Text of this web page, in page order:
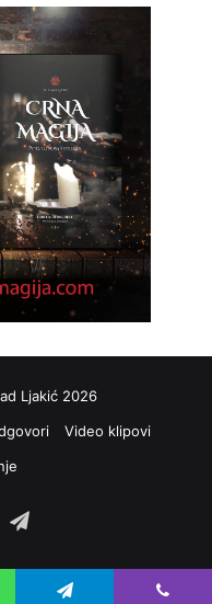
Ljakić 2026
Video klipovi